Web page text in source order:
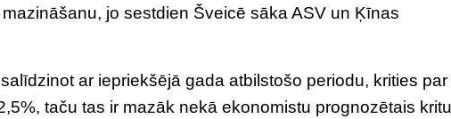
jo sestdien Šveicē sāka ASV un Ķīnas
ar iepriekšējā gada atbilstošo periodu, krities par
taču tas ir mazāk nekā ekonomistu prognozētais